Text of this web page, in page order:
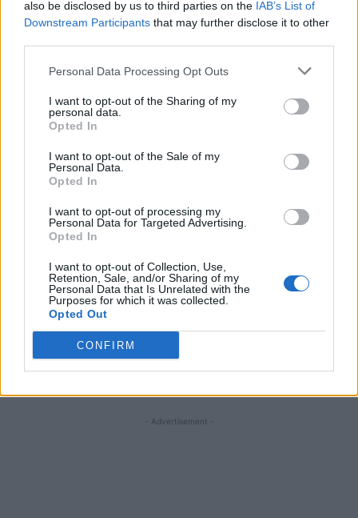
also be disclosed by us to third parties on the IAB’s List of
Downstream Participants that may further disclose it to other
Personal Data Processing Opt Outs
I want to opt-out of the Sharing of my
personal data.
Opted In
I want to opt-out of the Sale of my
Personal Data.
Opted In
I want to opt-out of processing my
Personal Data for Targeted Advertising.
Opted In
I want to opt-out of Collection, Use,
Retention, Sale, and/or Sharing of my
Personal Data that Is Unrelated with the
Purposes for which it was collected.
Opted Out
CONFIRM
*Dacă vrei Liga Campionilor, ia-ți antrenor
Revoluție în fotbal! Conform noii reguli
adoptate de UEFA, vom avea mai multe meciuri
cu prelungiri și penalty-uri
Țeapă colosală luată de Olăroiu în China
comunistă! „Am trăit o mare minciună”. I-au
furat 10 milioane de dolari, deși i-a făcut
campioni
Încă o perlă pierdută de România! La 18 ani,
Emma Răducanu a învins-o și pe Sorana
Cîrstea și e în „optimi” la Wimbledon
- Advertisement -